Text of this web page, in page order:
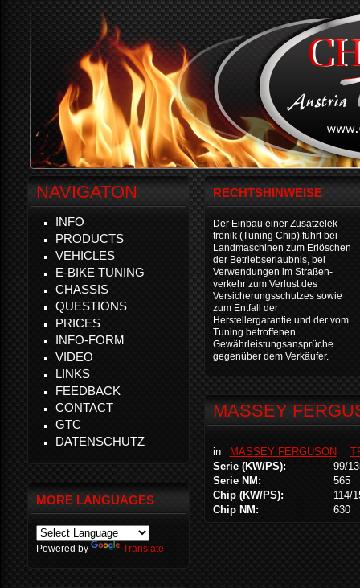
RECHTSHINWEISE
Der Einbau einer Zusatzelek-
tronik (Tuning Chip) führt bei
Landmaschinen zum Erlöschen
der Betriebserlaubnis, bei
Verwendungen im Straßen-
verkehr zum Verlust des
Versicherungsschutzes sowie
zum Entfall der
Herstellergarantie und der vom
Tuning betroffenen
Gewährleistungsansprüche
gegenüber dem Verkäufer.
MASSEY
in MASSEY FERGUSON
Serie (KW/PS):
99/
Serie NM:
565
Chip (KW/PS):
114/
Chip NM:
630
NAVIGATON
INFO
PRODUCTS
VEHICLES
E-BIKE TUNING
CHASSIS
QUESTIONS
PRICES
INFO-FORM
VIDEO
LINKS
FEEDBACK
CONTACT
GTC
DATENSCHUTZ
MORE LANGUAGES
Powered by Translate